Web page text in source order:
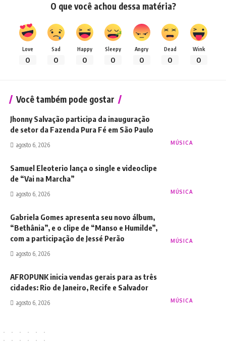
O que você achou dessa matéria?
Love
0
Sad
0
Happy
0
Sleepy
0
Angry
0
Dead
0
Wink
0
Você também pode gostar
MÚSICA
Jhonny Salvação participa da inauguração
de setor da Fazenda Pura Fé em São Paulo
agosto 6, 2026
MÚSICA
Samuel Eleoterio lança o single e videoclipe
de “Vai na Marcha”
agosto 6, 2026
MÚSICA
Gabriela Gomes apresenta seu novo álbum,
“Bethânia”, e o clipe de “Manso e Humilde”,
com a participação de Jessé Perão
agosto 6, 2026
MÚSICA
AFROPUNK inicia vendas gerais para as três
cidades: Rio de Janeiro, Recife e Salvador
agosto 6, 2026